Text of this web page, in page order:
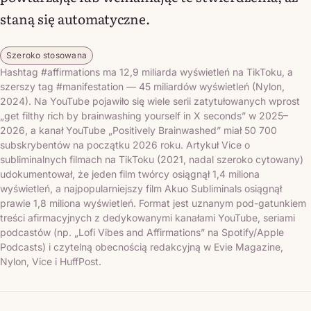
staną się automatyczne.
Szeroko stosowana
Hashtag #affirmations ma 12,9 miliarda wyświetleń na TikToku, a
szerszy tag #manifestation — 45 miliardów wyświetleń (Nylon,
2024). Na YouTube pojawiło się wiele serii zatytułowanych wprost
„get filthy rich by brainwashing yourself in X seconds” w 2025–
2026, a kanał YouTube „Positively Brainwashed” miał 50 700
subskrybentów na początku 2026 roku. Artykuł Vice o
subliminalnych filmach na TikToku (2021, nadal szeroko cytowany)
udokumentował, że jeden film twórcy osiągnął 1,4 miliona
wyświetleń, a najpopularniejszy film Akuo Subliminals osiągnął
prawie 1,8 miliona wyświetleń. Format jest uznanym pod-gatunkiem
treści afirmacyjnych z dedykowanymi kanałami YouTube, seriami
podcastów (np. „Lofi Vibes and Affirmations” na Spotify/Apple
Podcasts) i czytelną obecnością redakcyjną w Evie Magazine,
Nylon, Vice i HuffPost.